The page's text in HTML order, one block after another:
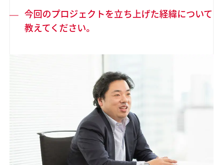
今回のプロジェクトを立ち上げた経緯について
教えてください。